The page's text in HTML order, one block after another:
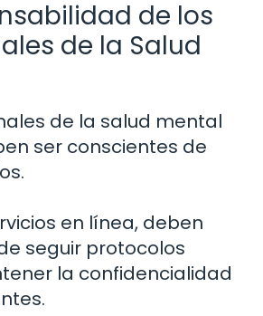
de los
de la Salud
de la salud mental
ser conscientes de
en línea, deben
seguir protocolos
la confidencialidad